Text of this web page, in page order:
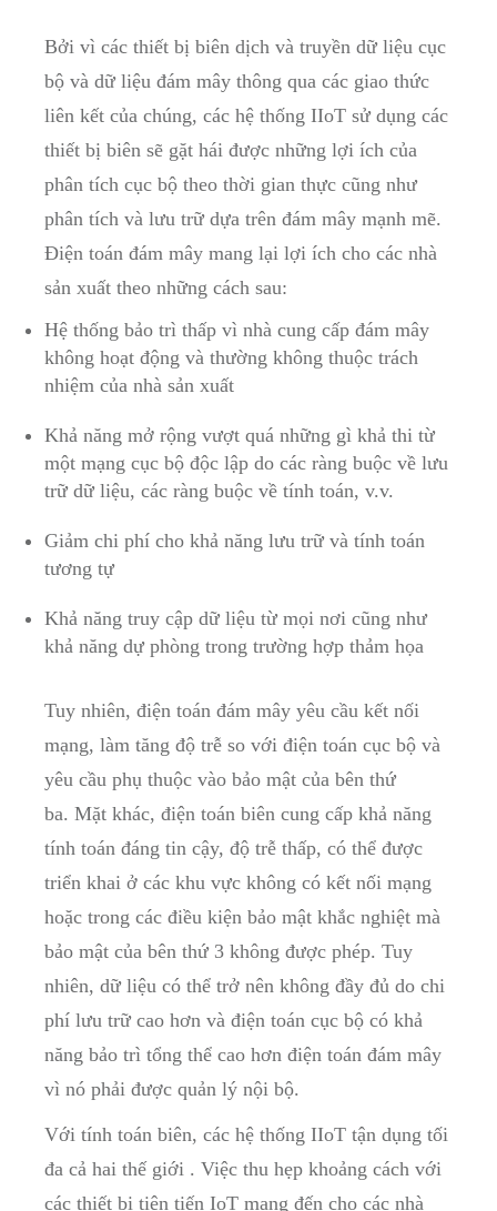
Bởi vì các thiết bị biên dịch và truyền dữ liệu cục
bộ và dữ liệu đám mây thông qua các giao thức
liên kết của chúng, các hệ thống IIoT sử dụng các
thiết bị biên sẽ gặt hái được những lợi ích của
phân tích cục bộ theo thời gian thực cũng như
phân tích và lưu trữ dựa trên đám mây mạnh mẽ.
Điện toán đám mây mang lại lợi ích cho các nhà
sản xuất theo những cách sau:
Hệ thống bảo trì thấp vì nhà cung cấp đám mây
không hoạt động và thường không thuộc trách
nhiệm của nhà sản xuất
Khả năng mở rộng vượt quá những gì khả thi từ
một mạng cục bộ độc lập do các ràng buộc về lưu
trữ dữ liệu, các ràng buộc về tính toán, v.v.
Giảm chi phí cho khả năng lưu trữ và tính toán
tương tự
Khả năng truy cập dữ liệu từ mọi nơi cũng như
khả năng dự phòng trong trường hợp thảm họa
Tuy nhiên, điện toán đám mây yêu cầu kết nối
mạng, làm tăng độ trễ so với điện toán cục bộ và
yêu cầu phụ thuộc vào bảo mật của bên thứ
ba. Mặt khác, điện toán biên cung cấp khả năng
tính toán đáng tin cậy, độ trễ thấp, có thể được
triển khai ở các khu vực không có kết nối mạng
hoặc trong các điều kiện bảo mật khắc nghiệt mà
bảo mật của bên thứ 3 không được phép. Tuy
nhiên, dữ liệu có thể trở nên không đầy đủ do chi
phí lưu trữ cao hơn và điện toán cục bộ có khả
năng bảo trì tổng thể cao hơn điện toán đám mây
vì nó phải được quản lý nội bộ.
Với tính toán biên, các hệ thống IIoT tận dụng tối
đa cả hai thế giới . Việc thu hẹp khoảng cách với
các thiết bị tiên tiến IoT mang đến cho các nhà